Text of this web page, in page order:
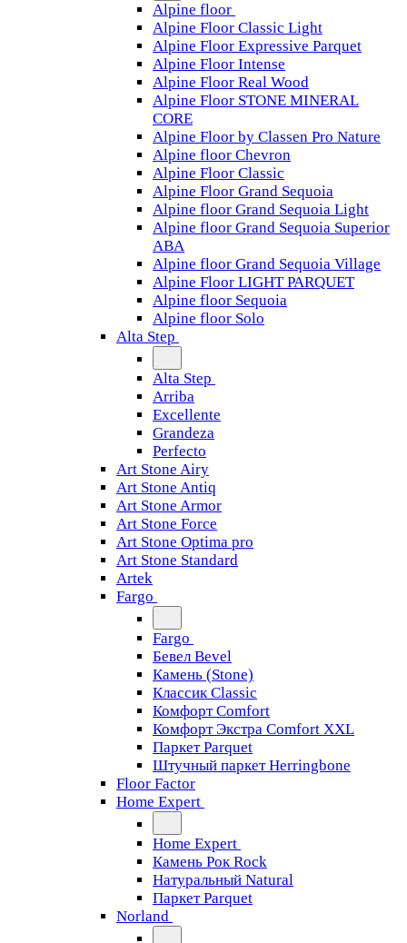
Alpine floor
Alpine Floor Classic Light
Alpine Floor Expressive Parquet
Alpine Floor Intense
Alpine Floor Real Wood
Alpine Floor STONE MINERAL
CORE
Alpine Floor by Classen Pro Nature
Alpine floor Chevron
Alpine Floor Classic
Alpine Floor Grand Sequoia
Alpine floor Grand Sequoia Light
Alpine floor Grand Sequoia Superior
ABA
Alpine floor Grand Sequoia Village
Alpine Floor LIGHT PARQUET
Alpine floor Sequoia
Alpine floor Solo
Alta Step
Alta Step
Arriba
Excellente
Grandeza
Perfecto
Art Stone Airy
Art Stone Antiq
Art Stone Armor
Art Stone Force
Art Stone Optima pro
Art Stone Standard
Artek
Fargo
Fargo
Бевел Bevel
Камень (Stone)
Классик Classic
Комфорт Comfort
Комфорт Экстра Comfort XXL
Паркет Parquet
Штучный паркет Herringbone
Floor Factor
Home Expert
Home Expert
Камень Рок Rock
Натуральный Natural
Паркет Parquet
Norland